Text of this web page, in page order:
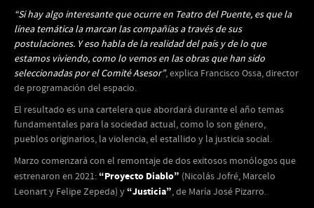
“Si hay algo interesante que ocurre en Teatro del Puente, es que la
línea temática la marcan las compañías a través de sus
postulaciones. Y eso habla de la realidad del país y de lo que
estamos viviendo, como lo vemos en las obras que han sido
seleccionadas por el Comité Asesor”, explica Francisco Ossa, director
de programación del espacio.
El resultado es una cartelera que abordará durante el año temas
fundamentales para la sociedad actual, como lo son género,
pueblos originarios, la violencia, el estallido y la justicia social.
Marzo comenzará con el remontaje de dos exitosos monólogos que
estrenaron en 2021:“Proyecto Diablo” (Nicolás Jofré, Marcelo
Leonart y Felipe Zepeda) y“Justicia”, de María José Pizarro.